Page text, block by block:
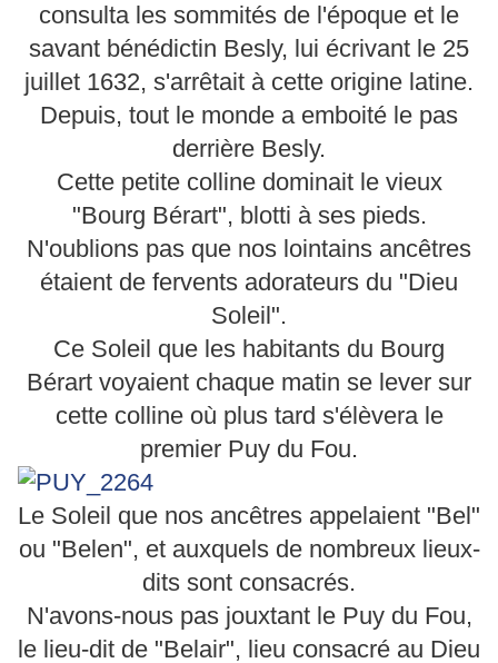
consulta les sommités de l'époque et le
savant bénédictin Besly, lui écrivant le 25
juillet 1632, s'arrêtait à cette origine latine.
Depuis, tout le monde a emboité le pas
derrière Besly.
Cette petite colline dominait le vieux
"Bourg Bérart", blotti à ses pieds.
N'oublions pas que nos lointains ancêtres
étaient de fervents adorateurs du "Dieu
Soleil".
Ce Soleil que les habitants du Bourg
Bérart voyaient chaque matin se lever sur
cette colline où plus tard s'élèvera le
premier Puy du Fou.
Le Soleil que nos ancêtres appelaient "Bel"
ou "Belen", et auxquels de nombreux lieux-
dits sont consacrés.
N'avons-nous pas jouxtant le Puy du Fou,
le lieu-dit de "Belair", lieu consacré au Dieu